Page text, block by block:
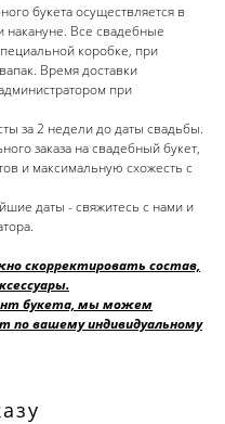
букета осуществляется в
накануне. Все свадебные
коробке, при
Время доставки
при
за 2 недели до даты свадьбы.
заказа на свадебный букет,
и максимальную схожесть с
даты - свяжитесь с нами и
скорректировать состав,
букета, мы можем
по вашему индивидуальному